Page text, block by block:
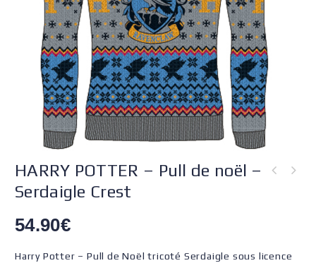
HARRY POTTER – Pull de noël –
Serdaigle Crest
54.90€
Harry Potter – Pull de Noël tricoté Serdaigle sous licence